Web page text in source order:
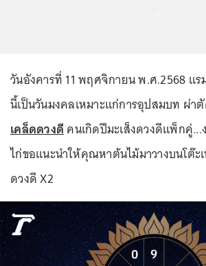
วันอังคารที่ 11 พฤศจิกายน พ.ศ.2568 แร
นี้เป็นวันมงคลเหมาะแก่การอุปสมบท ผ่า
เคล็ดดวงดีคนเกิดปีมะเส็งดวงดีแพ็กคู่...
ไก่ขอแนะนำให้คุณหาต้นไม้มาวางบนโต๊ะ
ดวงดี X2